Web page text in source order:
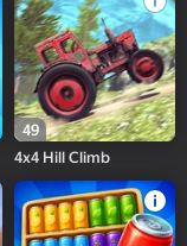
49
4x4 Hill Climb